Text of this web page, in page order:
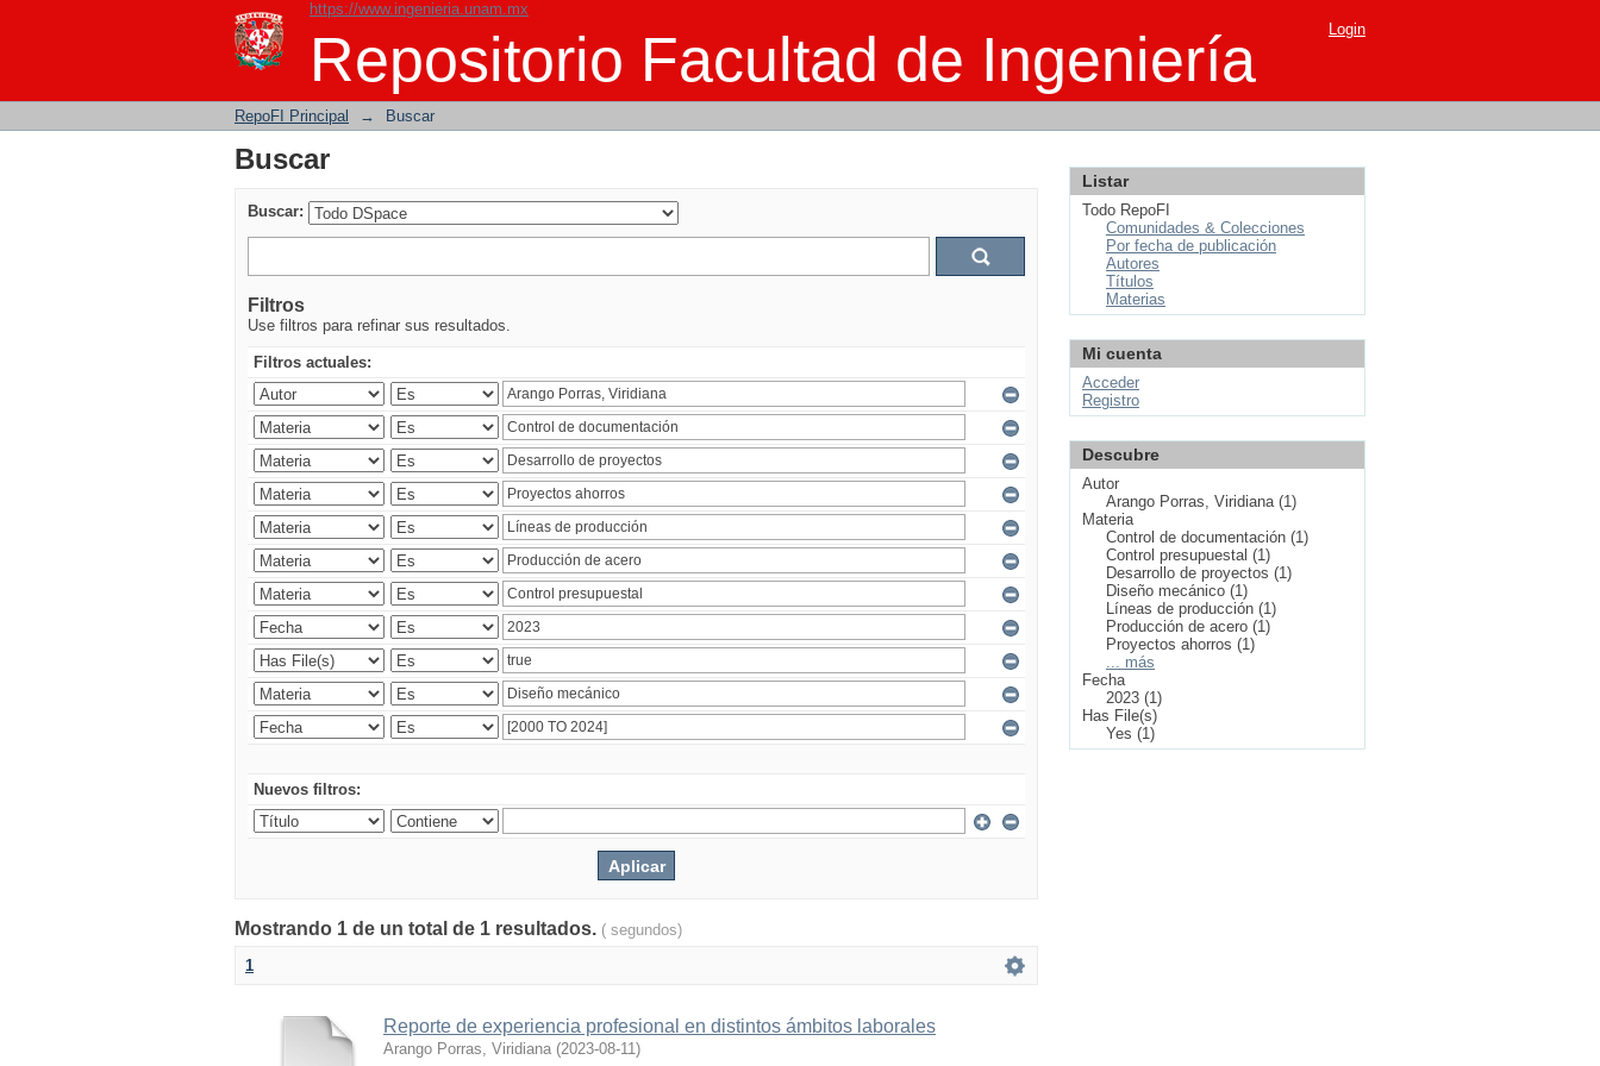
https://www.ingenieria.unam.mx
Repositorio Facultad de Ingeniería
Buscar Login
RepoFI Principal → Buscar
Buscar
Buscar:
Filtros
Use filtros para refinar sus resultados.
Filtros actuales:
Nuevos filtros:
Mostrando 1 de un total de 1 resultados. ( segundos)
1
Reporte de experiencia profesional en distintos ámbitos laborales
Arango Porras, Viridiana (2023-08-11)
Listar
Todo RepoFI
Comunidades & Colecciones
Por fecha de publicación
Autores
Títulos
Materias
Mi cuenta
Acceder
Registro
Descubre
Autor
Arango Porras, Viridiana (1)
Materia
Control de documentación (1)
Control presupuestal (1)
Desarrollo de proyectos (1)
Diseño mecánico (1)
Líneas de producción (1)
Producción de acero (1)
Proyectos ahorros (1)
... más
Fecha
2023 (1)
Has File(s)
Yes (1)